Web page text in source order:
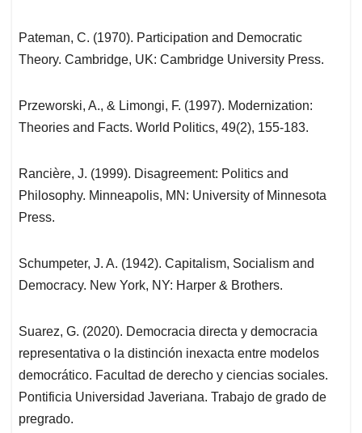
Pateman, C. (1970). Participation and Democratic
Theory. Cambridge, UK: Cambridge University Press.
Przeworski, A., & Limongi, F. (1997). Modernization:
Theories and Facts. World Politics, 49(2), 155-183.
Rancière, J. (1999). Disagreement: Politics and
Philosophy. Minneapolis, MN: University of Minnesota
Press.
Schumpeter, J. A. (1942). Capitalism, Socialism and
Democracy. New York, NY: Harper & Brothers.
Suarez, G. (2020). Democracia directa y democracia
representativa o la distinción inexacta entre modelos
democrático. Facultad de derecho y ciencias sociales.
Pontificia Universidad Javeriana. Trabajo de grado de
pregrado.